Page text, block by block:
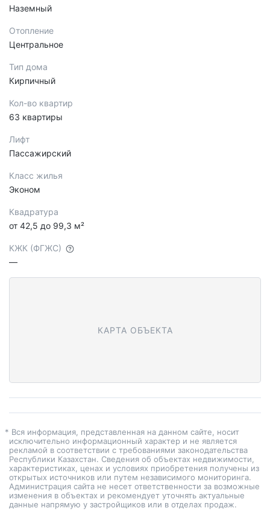
Наземный
Отопление
Центральное
Тип дома
Кирпичный
Кол-во квартир
63 квартиры
Лифт
Пассажирский
Класс жилья
Эконом
Квадратура
от 42,5 до 99,3 м²
КЖК (ФГЖС)
—
КАРТА ОБЪЕКТА
* Вся информация, представленная на данном сайте, носит
исключительно информационный характер и не является
рекламой в соответствии с требованиями законодательства
Республики Казахстан. Сведения об объектах недвижимости,
характеристиках, ценах и условиях приобретения получены из
открытых источников или путем независимого мониторинга.
Администрация сайта не несет ответственности за возможные
изменения в объектах и рекомендует уточнять актуальные
данные напрямую у застройщиков или в отделах продаж.